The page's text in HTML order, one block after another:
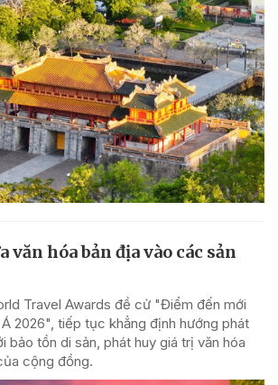
văn hóa bản địa vào các sản
Travel Awards đề cử "Điểm đến mới
2026", tiếp tục khẳng định hướng phát
bảo tồn di sản, phát huy giá trị văn hóa
cộng đồng.